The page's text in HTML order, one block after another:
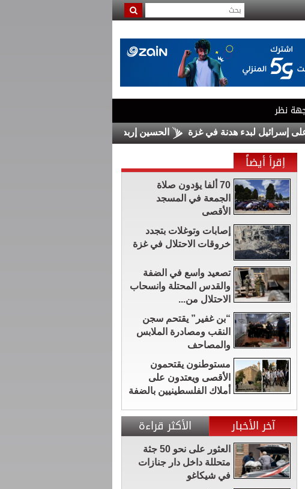
نظر
لبدء هدنة في غزة الحسين إربد يضم السلمان من الرمثا
إقرأ أيضاً
70 ألفا يؤدون صلاة
الجمعة في المسجد
الأقصى
إصابات وتوغلات بتجدد
خروقات الاحتلال في غزة
تصعيد واسع في الضفة
والقدس المحتلة وانسحاب
الاحتلال من...
“بن غفير” يقتحم سجن
النقب ومصادرة الملابس
والمصاحف
مستوطنون يقتحمون
الأقصى ويعتدون على
أملاك الفلسطينيين بالضفة
آخر الأخبار الأكثر قراءة
العثور على نحو 50 جثة
متحللة داخل دار جنازات
في شيكاغو